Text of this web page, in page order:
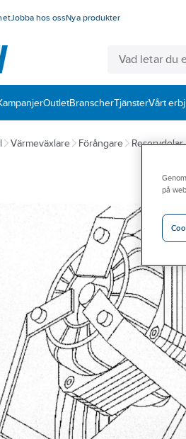
Jobba hos ossNya produkter
OutletBranscherTjänsterVårt
Värmeväxlare Förångare Reservdelar
på